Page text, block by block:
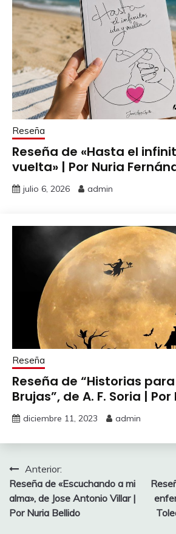
Reseña
Reseña de «Hasta el
vuelta» | Por Nuria
julio 6, 2026 admin
Reseña
Reseña de “Historias
Brujas”, de A. F. Soria |
diciembre 11, 2023 admin
Navegación
de
entradas
Anterior:
Reseña de «Escuchando a mi
alma», de Jose Antonio Villar |
Por Nuria Bellido